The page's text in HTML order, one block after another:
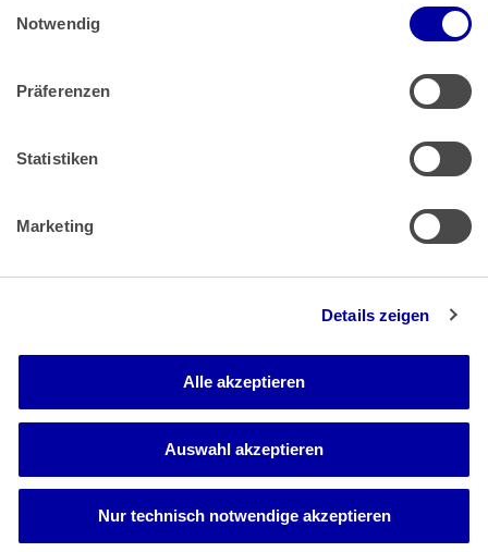
Impressum
Notwendig
Präferenzen
Statistiken
Marketing
Details zeigen
Alle akzeptieren
Auswahl akzeptieren
Nur technisch notwendige akzeptieren
Muster Widerrufsformular (PDF)
Barrierefreiheit